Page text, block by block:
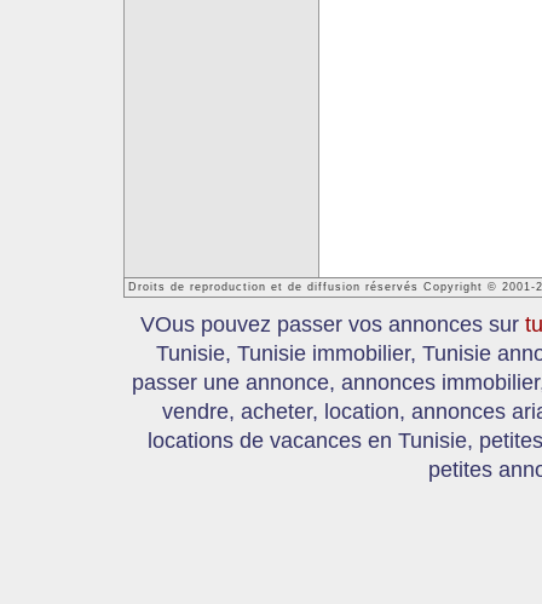
Droits de reproduction et de diffusion réservés Copyright © 2001-
VOus pouvez passer vos annonces sur
Tunisie, Tunisie immobilier, Tunisie
passer une annonce, annonces
vendre, acheter, location, annonces
locations de vacances en Tunisie,
petites